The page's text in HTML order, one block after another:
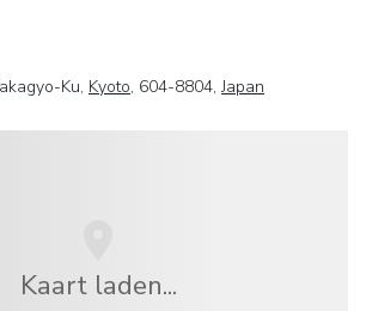
Ku, Kyoto, 604-8804,Japan
Kaart laden...